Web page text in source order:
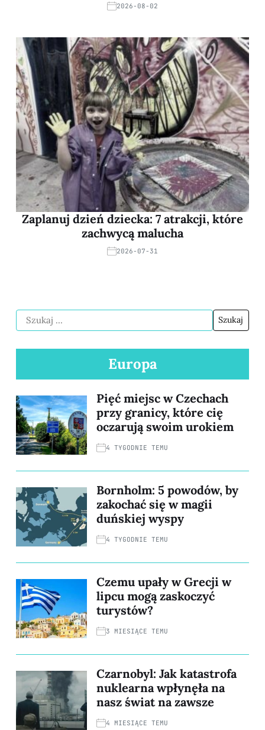
2026-08-02
Zaplanuj dzień dziecka: 7 atrakcji, które
zachwycą malucha
2026-07-31
Europa
Pięć miejsc w Czechach
przy granicy, które cię
oczarują swoim urokiem
4 TYGODNIE TEMU
Bornholm: 5 powodów, by
zakochać się w magii
duńskiej wyspy
4 TYGODNIE TEMU
Czemu upały w Grecji w
lipcu mogą zaskoczyć
turystów?
3 MIESIĄCE TEMU
Czarnobyl: Jak katastrofa
nuklearna wpłynęła na
nasz świat na zawsze
4 MIESIĄCE TEMU